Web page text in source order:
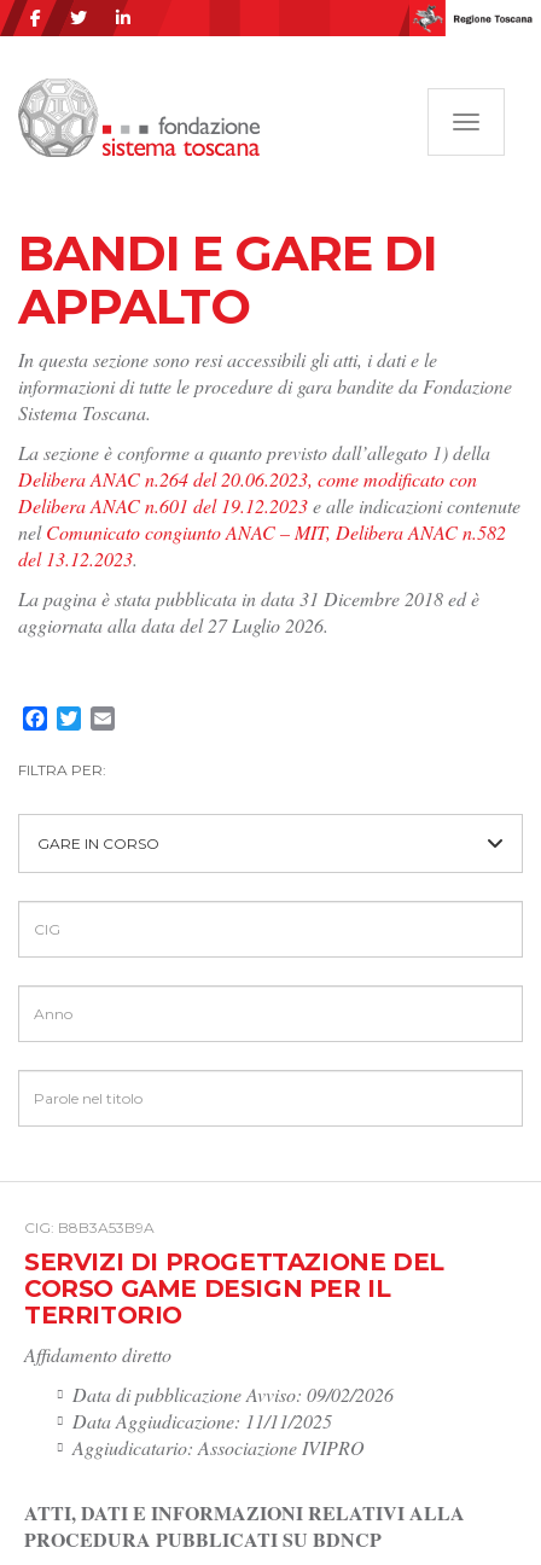
BANDI E GARE DI
APPALTO
In questa sezione sono resi accessibili gli atti, i dati e le
informazioni di tutte le procedure di gara bandite da Fondazione
Sistema Toscana.
La sezione è conforme a quanto previsto dall’allegato 1) della
Delibera ANAC n.264 del 20.06.2023, come modificato con
Delibera ANAC n.601 del 19.12.2023e alle indicazioni contenute
nelComunicato congiunto ANAC – MIT, Delibera ANAC n.582
del 13.12.2023.
La pagina è stata pubblicata in data 31 Dicembre 2018 ed è
aggiornata alla data del 27 Luglio 2026.
Facebook
Twitter
FILTRA PER:
GARE IN CORSO
CIG: B8B3A53B9A
SERVIZI DI PROGETTAZIONE DEL
CORSO GAME DESIGN PER IL
TERRITORIO
Affidamento diretto
Data di pubblicazione Avviso: 09/02/2026
Data Aggiudicazione: 11/11/2025
Aggiudicatario: Associazione IVIPRO
ATTI, DATI E INFORMAZIONI RELATIVI ALLA
PROCEDURA PUBBLICATI SU BDNCP